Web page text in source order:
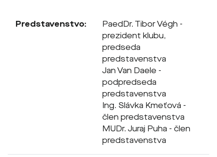
Predstavenstvo:
PaedDr. Tibor Végh -
prezident klubu,
predseda
predstavenstva
Jan Van Daele -
podpredseda
predstavenstva
Ing. Slávka Kmeťová -
člen predstavenstva
MUDr. Juraj Puha - člen
predstavenstva